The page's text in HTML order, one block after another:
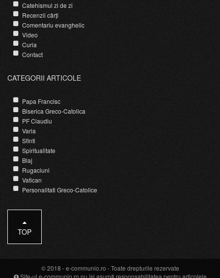
Catehismul zi de zi
Recenzii cărți
Comentariu evanghelic
Video
Curia
Contact
CATEGORII ARTICOLE
Papa Francisc
Biserica Greco-Catolica
PF Claudiu
Varia
Sfinti
Spiritualitate
Blaj
Rugaciuni
Vatican
Personalitati Greco-Catolice
TOP
© 2018 -e-communio.ro - Toate drepturile rezervate
Site-ul e-communio.ro nu își asumă responsabilitatea pentru articolele